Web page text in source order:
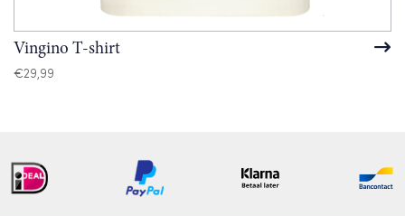
Vingino T-shirt
€29,99